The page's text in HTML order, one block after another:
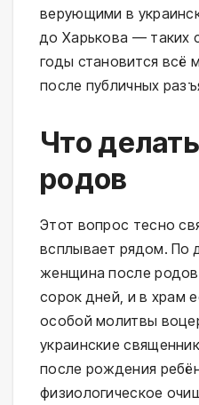
верующими в
до Харькова — таких
годы становится всё
после публичных
Что
родов
Этот вопрос тесно
всплывает рядом. По
женщина после родов
сорок дней, и в храм
особой молитвы
украинские
после рождения
физиологическое